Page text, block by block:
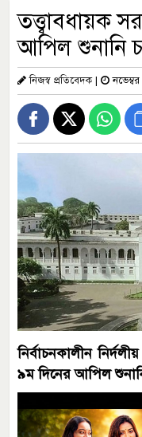
তত্ত্বাবধায়ক
আপিল শুনানি
নিজস্ব প্রতিবেদক|
নির্বাচনকালীন
৯ম দিনের আপিল